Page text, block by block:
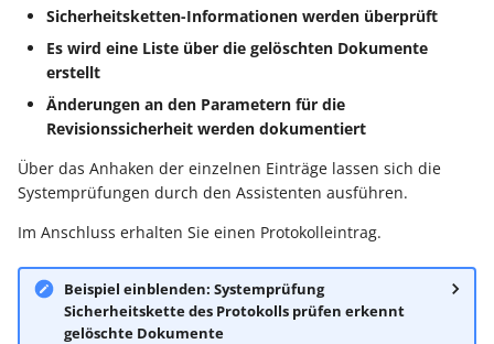
Sicherheitsketten-Informationen werden überprüft
Es wird eine Liste über die gelöschten Dokumente
erstellt
Änderungen an den Parametern für die
Revisionssicherheit werden dokumentiert
Über das Anhaken der einzelnen Einträge lassen sich die
Systemprüfungen durch den Assistenten ausführen.
Im Anschluss erhalten Sie einen Protokolleintrag.
Beispiel einblenden: Systemprüfung
Sicherheitskette des Protokolls prüfen erkennt
gelöschte Dokumente